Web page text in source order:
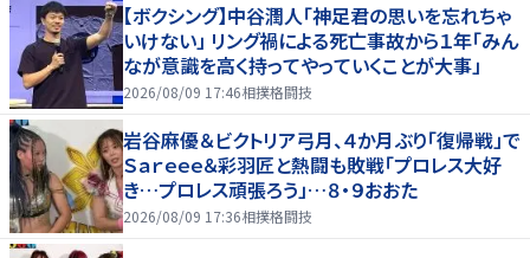
【ボクシング】中谷潤人「神足君の思いを忘れちゃ
いけない」 リング禍による死亡事故から１年「みん
なが意識を高く持ってやっていくことが大事」
2026/08/09 17:46相撲格闘技
岩谷麻優＆ビクトリア弓月、４か月ぶり「復帰戦」で
Ｓａｒｅｅｅ＆彩羽匠と熱闘も敗戦「プロレス大好
き…プロレス頑張ろう」…８・９おおた
2026/08/09 17:36相撲格闘技